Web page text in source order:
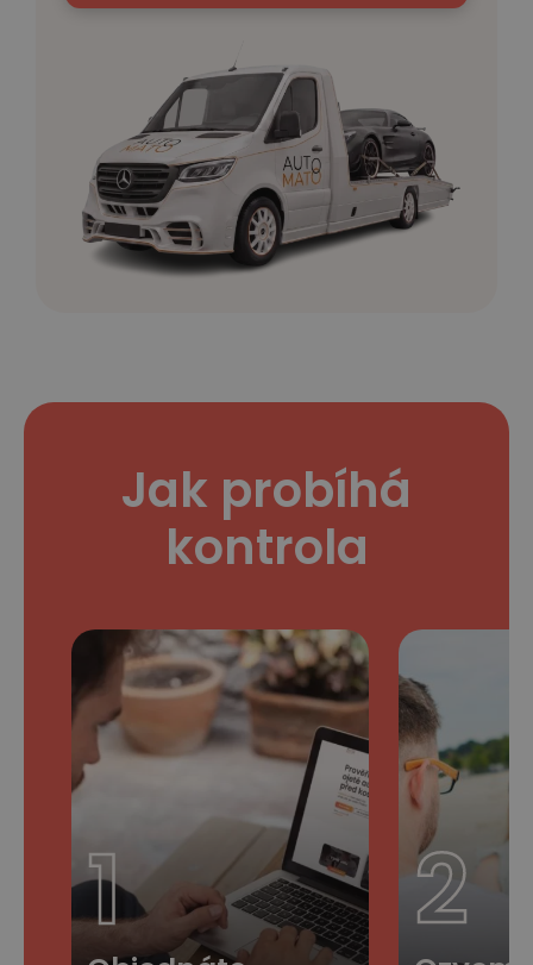
Jak probíhá
kontrola
1 2